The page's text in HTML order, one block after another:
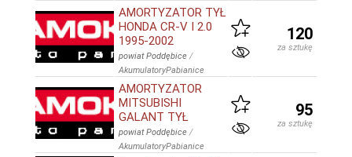
AMORTYZATOR TYŁ
HONDA CR-V I 2.0
1995-2002
powiat Poddębice /
AkumulatoryPabianice
120
za sztukę
AMORTYZATOR
MITSUBISHI
GALANT TYŁ
powiat Poddębice /
AkumulatoryPabianice
95
za sztukę